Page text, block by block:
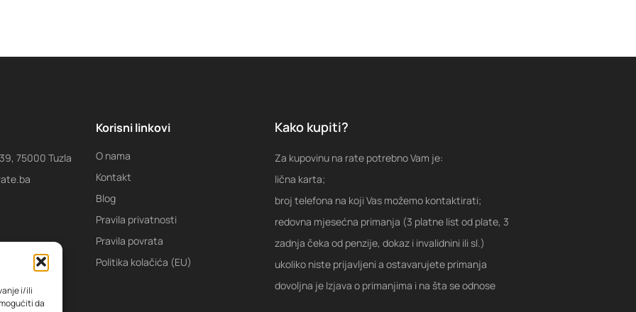
i/ili
da
75000 Tuzla
Korisni linkovi
O nama
Kontakt
Blog
Pravila privatnosti
Pravila povrata
Politika kolačića (EU)
Kako kupiti?
Za kupovinu na rate potrebno Vam je:
lična karta;
broj telefona na koji Vas možemo kontaktirati;
redovna mjesećna primanja (3 platne list od plate, 3
zadnja čeka od penzije, dokaz i invalidnini ili sl.)
ukoliko niste prijavljeni a ostavarujete primanja
dovoljna je Izjava o primanjima i na šta se odnose